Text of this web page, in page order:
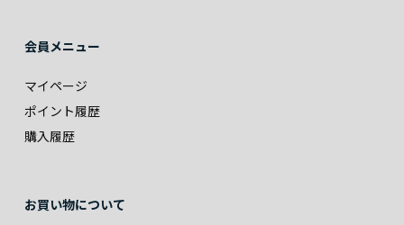
会員メニュー
マイページ
ポイント履歴
購入履歴
お買い物について